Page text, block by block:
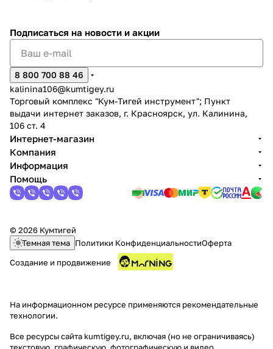
Подписаться на новости и акции
8 800 700 88 46
kalinina106@kumtigey.ru
Торговый комплекс "Кум-Тигей инструмент"; Пункт
выдачи интернет заказов, г. Красноярск, ул. Калинина,
106 ст. 4
Интернет-магазин
Компания
Информация
Помощь
© 2026 Кумтигей
Темная тема Политики КонфиденциальностиОферта
Создание и продвижение
На информационном ресурсе применяются рекомендательные
технологии.
Все ресурсы сайта kumtigey.ru, включая (но не ограничиваясь)